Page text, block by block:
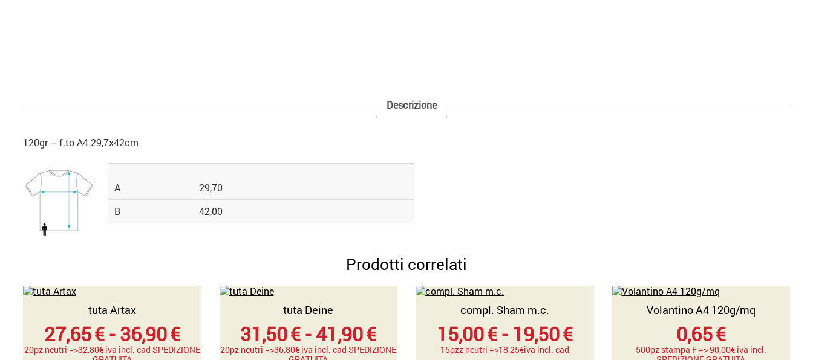
Descrizione
120gr – f.to A4 29,7x42cm
A
29,70
B
42,00
Prodotti correlati
tuta Artax
27,65€- 36,90€Fascia
20pz neutri =>32,80€ iva incl. cad SPEDIZIONE
tuta Deine
31,50€-41,90€Fascia
20pz neutri =>36,80€ iva incl. cad SPEDIZIONE
compl. Sham m.c.
15,00€- 19,50€Fascia
15pzz neutri =>18,25€iva incl. cad
Volantino A4 120g/mq
0,65€
500pz stampa F => 90,00€ iva incl.